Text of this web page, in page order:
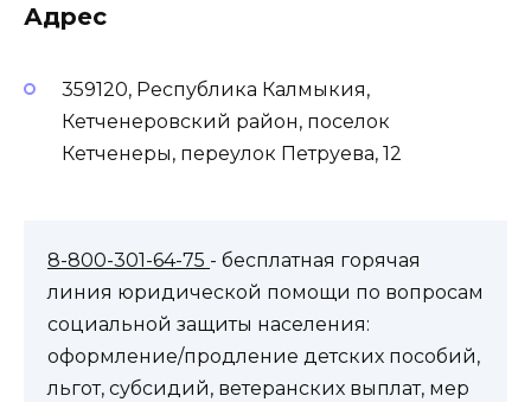
Адрес
359120, Республика Калмыкия,
Кетченеровский район, поселок
Кетченеры, переулок Петруева, 12
8-800-301-64-75 - бесплатная горячая
линия юридической помощи по вопросам
социальной защиты населения:
оформление/продление детских пособий,
льгот, субсидий, ветеранских выплат, мер